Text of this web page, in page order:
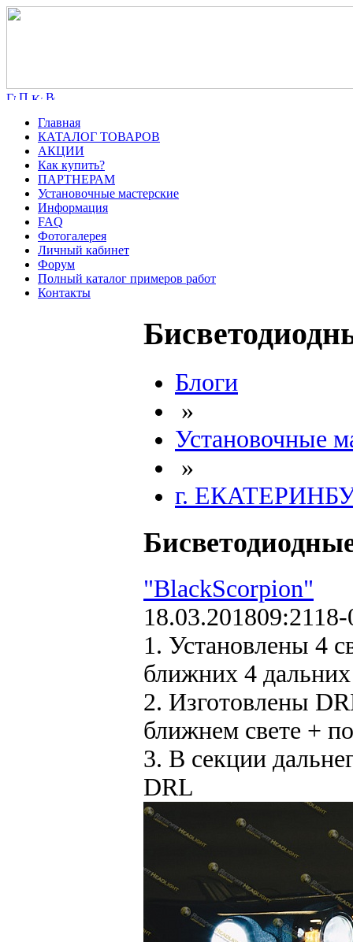
Главная
КАТАЛОГ ТОВАРОВ
АКЦИИ
Как купить?
ПАРТНЕРАМ
Установочные мастерские
Информация
FAQ
Фотогалерея
Личный кабинет
Форум
Полный каталог примеров работ
Контакты
Блоги
»
Установочные
»
г.
"BlackScorpion"
18.03.201809:21
1. Установлены 4
ближних 4 дальних
2. Изготовлены
ближнем свете +
3. В секции
DRL